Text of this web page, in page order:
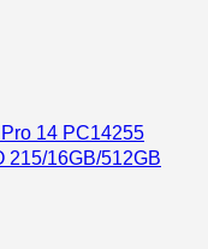
14 PC14255
215/16GB/512GB